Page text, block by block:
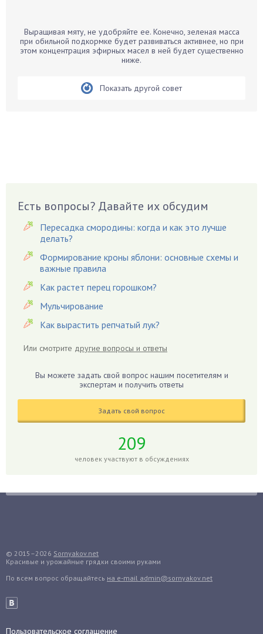
Бархатцы
Бегония
Вешенки
Виноград
Вредители
Гардения
Гацания
Гвоздики
Георгины
Гиацинт
Гладиолусы
Гранат
Грядки
Гуава
Декабрист
Выращивая мяту, не удобряйте ее. Конечно, зеленая масса
при обильной подкормке будет развиваться активнее, но при
этом концентрация эфирных масел в ней будет существенно
ниже.
Показать другой совет
Есть вопросы? Давайте их обсудим
Пересадка смородины: когда и как это лучше
делать?
Формирование кроны яблони: основные схемы и
важные правила
Как растет перец горошком?
Мульчирование
Как вырастить репчатый лук?
Или смотрите другие вопросы и ответы
Вы можете задать свой вопрос нашим посетителям и
экспертам и получить ответы
Задать свой вопрос
209
человек участвуют в обсуждениях
© 2015–2026 Sornyakov.net
Красивые и урожайные грядки своими руками
По всем вопрос обращайтесь на e-mail admin@sornyakov.net
Пользовательское соглашение